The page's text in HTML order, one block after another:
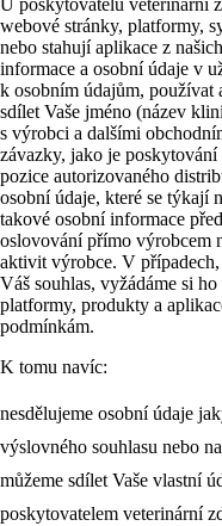
U poskytovatelů veterinární
webové stránky, platformy,
nebo stahují aplikace z
informace a osobní údaje v
k osobním údajům, používat
sdílet Vaše jméno (název
s výrobci a dalšími
závazky, jako je
pozice autorizovaného
osobní údaje, které se týkají
takové osobní informace
oslovování přímo výrobcem
aktivit výrobce. V
Váš souhlas, vyžádáme si
platformy, produkty a
podmínkám.
K tomu navíc:
nesdělujeme osobní údaje
výslovného souhlasu nebo
můžeme sdílet Vaše vlastní
poskytovatelem veterinární